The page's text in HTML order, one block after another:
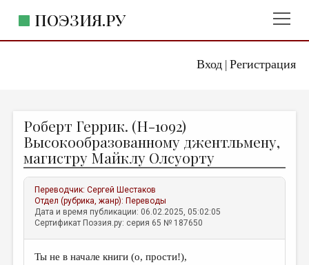
Вход| Регистрация
ПОЭЗИЯ.РУ
ЖАНРЫ
АВТОРЫ
КОММЕНТАРИИ
ЛИТСАЛОН
НОВОСТИ
ПРАВИЛА САЙТА
Роберт Геррик. (Н-1092)
Высокообразованному джентльмену,
магистру Майклу Олсуорту
Переводчик:Сергей Шестаков
Отдел (рубрика, жанр): Переводы
Дата и время публикации: 06.02.2025, 05:02:05
Сертификат Поэзия.ру: серия 65 № 187650
Ты не в начале книги (о, прости!),